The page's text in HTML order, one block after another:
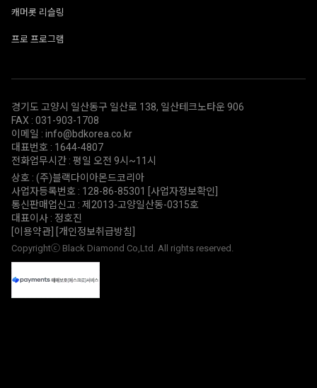
캐머롯 리슬링
프로 프로그램
경기도 고양시 일산동구 일산로 138, 일산테크노타운 906
FAX : 031-903-1708
이메일 : info@bdkorea.co.kr
대표번호 : 1644-4807
전화업무시간 : 평일 오전 9시~11시
상호 : (주)블랙다이아몬드코리아
사업자등록번호 : 128-86-85301
[사업자정보확인]
통신판매업신고 : 제2013-고양일산동-0315호
대표이사 : 정호진
[이용약관]
[개인정보취급방침]
Copyrightⓒ Black Diamond Co,Ltd. All rights reserved.